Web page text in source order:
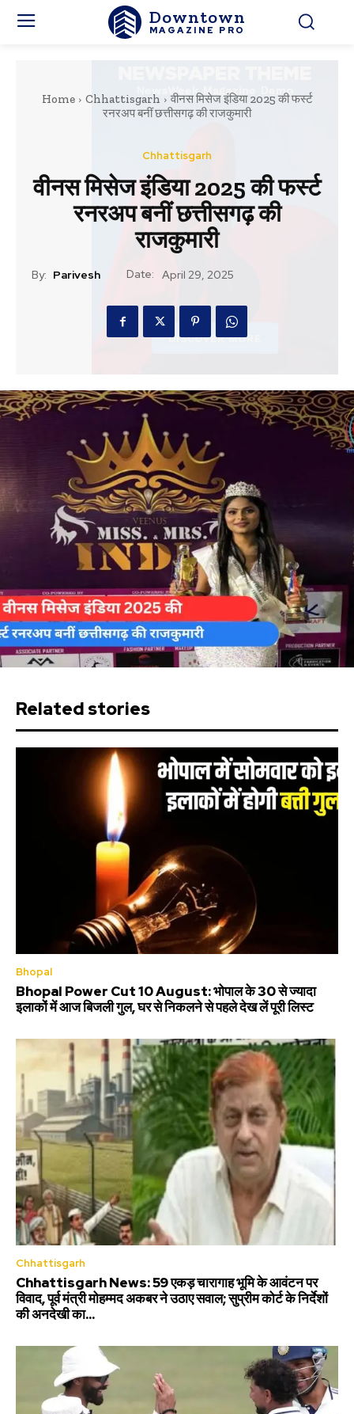
Downtown
MAGAZINE PRO
Home Chhattisgarh
वीनस मिसेज इंडिया 2025 की फर्स्ट
रनरअप बनीं छत्तीसगढ़ की राजकुमारी
Chhattisgarh
वीनस मिसेज इंडिया 2025 की फर्स्ट
रनरअप बनीं छत्तीसगढ़ की
राजकुमारी
By: Parivesh Date: April 29, 2025
Related stories
Bhopal
Bhopal Power Cut 10 August: भोपाल के 30 से ज्यादा
इलाकों में आज बिजली गुल, घर से निकलने से पहले देख लें पूरी लिस्ट
Chhattisgarh
Chhattisgarh News: 59 एकड़ चारागाह भूमि के आवंटन पर
विवाद, पूर्व मंत्री मोहम्मद अकबर ने उठाए सवाल; सुप्रीम कोर्ट के निर्देशों
की अनदेखी का...